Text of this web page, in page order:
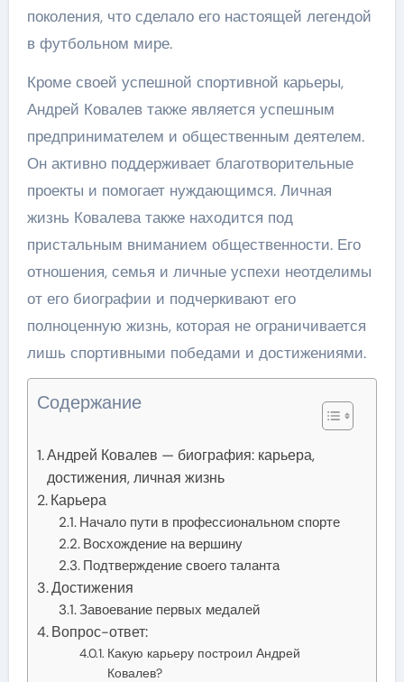
поколения, что сделало его настоящей легендой
в футбольном мире.
Кроме своей успешной спортивной карьеры,
Андрей Ковалев также является успешным
предпринимателем и общественным деятелем.
Он активно поддерживает благотворительные
проекты и помогает нуждающимся. Личная
жизнь Ковалева также находится под
пристальным вниманием общественности. Его
отношения, семья и личные успехи неотделимы
от его биографии и подчеркивают его
полноценную жизнь, которая не ограничивается
лишь спортивными победами и достижениями.
Содержание
Андрей Ковалев — биография: карьера,
достижения, личная жизнь
Карьера
Начало пути в профессиональном спорте
Восхождение на вершину
Подтверждение своего таланта
Достижения
Завоевание первых медалей
Вопрос-ответ:
Какую карьеру построил Андрей
Ковалев?